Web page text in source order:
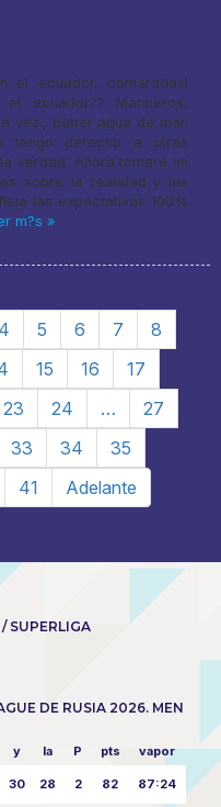
el ecuador, camaradas!
ecuador?? Marineros,
vez., beber agua de mar.
tengo derecho a otras
verdad. Ahora tomaré un
sobre la realidad y las
las expectativas 100%
m?s »
4 5 6 7
8
15 16
17
23 24 …
27
33 34
35
41 Adelante
SUPERLIGA
DE RUSIA 2026. MEN
y la P pts vapor
30 28 2 82 87:24